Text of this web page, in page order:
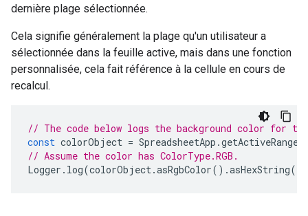
dernière plage sélectionnée.
Cela signifie généralement la plage qu'un utilisateur a
sélectionnée dans la feuille active, mais dans une fonction
personnalisée, cela fait référence à la cellule en cours de
recalcul.
// The code below logs the background color for
const colorObject = SpreadsheetApp .getActiveRange
// Assume the color has ColorType.RGB.
Logger . log(colorObject.asRgbColor().asHexString